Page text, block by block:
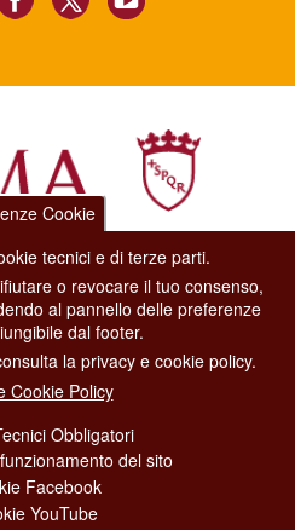
Sport, Turismo e Moda.
TEL. 06 06 08
Cookie
tecnici e di terze parti.
o revocare il tuo consenso,
al pannello delle preferenze
dal footer.
la privacy e cookie policy.
Cookie Policy
Obbligatori
del sito
Facebook
YouTube